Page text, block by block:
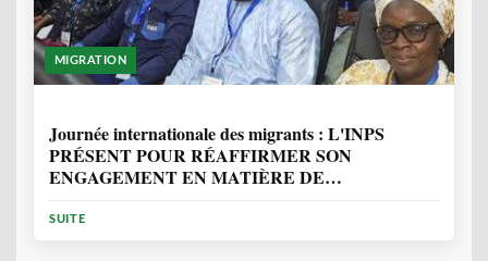
MIGRATION
Journée internationale des migrants : L'INPS
PRÉSENT POUR RÉAFFIRMER SON
ENGAGEMENT EN MATIÈRE DE
SUITE